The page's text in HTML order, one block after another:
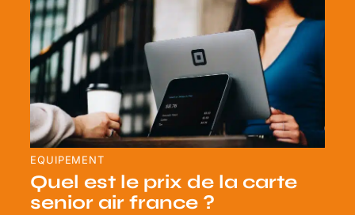
EQUIPEMENT
Quel est le prix de la carte
senior air france ?